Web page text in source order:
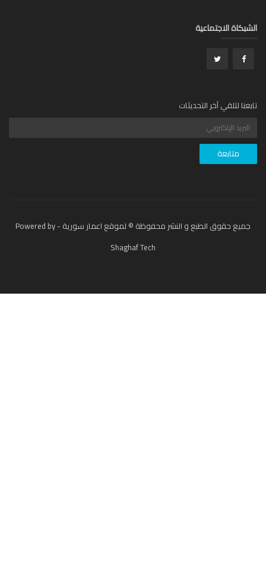
الاجتماعية
لتلقي آخر التحديثات
جميع حقوق الطبع و النشر محفوظة © لموقع اعمار سورية - Powered by
Shaghaf Tech